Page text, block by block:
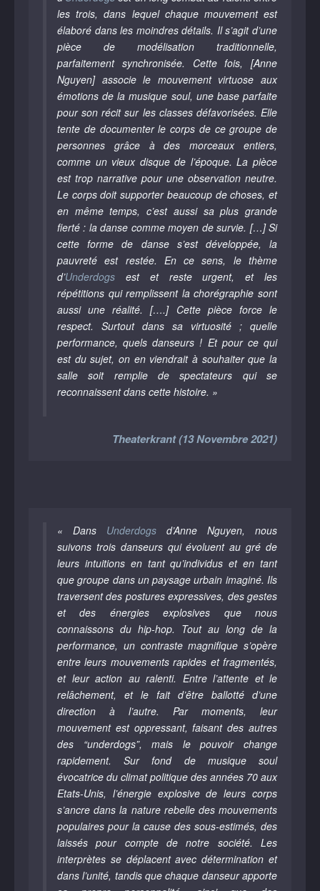
les trois, dans lequel chaque mouvement est
élaboré dans les moindres détails. Il s’agit d’une
pièce de modélisation traditionnelle,
parfaitement synchronisée. Cette fois, [Anne
Nguyen] associe le mouvement virtuose aux
émotions de la musique soul, une base parfaite
pour son récit sur les classes défavorisées. Elle
tente de documenter le corps de ce groupe de
personnes grâce à des morceaux entiers,
comme un vieux disque de l’époque. La pièce
est trop narrative pour une observation neutre.
Le corps doit supporter beaucoup de choses, et
en même temps, c’est aussi sa plus grande
fierté : la danse comme moyen de survie. […] Si
cette forme de danse s’est développée, la
pauvreté est restée. En ce sens, le thème
d’Underdogs est et reste urgent, et les
répétitions qui remplissent la chorégraphie sont
aussi une réalité. [….] Cette pièce force le
respect. Surtout dans sa virtuosité ; quelle
performance, quels danseurs ! Et pour ce qui
est du sujet, on en viendrait à souhaiter que la
salle soit remplie de spectateurs qui se
reconnaissent dans cette histoire. »
Theaterkrant (13 Novembre 2021)
« Dans Underdogs d’Anne Nguyen, nous
suivons trois danseurs qui évoluent au gré de
leurs intuitions en tant qu’individus et en tant
que groupe dans un paysage urbain imaginé. Ils
traversent des postures expressives, des gestes
et des énergies explosives que nous
connaissons du hip-hop. Tout au long de la
performance, un contraste magnifique s’opère
entre leurs mouvements rapides et fragmentés,
et leur action au ralenti. Entre l’attente et le
relâchement, et le fait d’être ballotté d’une
direction à l’autre. Par moments, leur
mouvement est oppressant, faisant des autres
des “underdogs”, mais le pouvoir change
rapidement. Sur fond de musique soul
évocatrice du climat politique des années 70 aux
Etats-Unis, l’énergie explosive de leurs corps
s’ancre dans la nature rebelle des mouvements
populaires pour la cause des sous-estimés, des
laissés pour compte de notre société. Les
interprètes se déplacent avec détermination et
dans l’unité, tandis que chaque danseur apporte